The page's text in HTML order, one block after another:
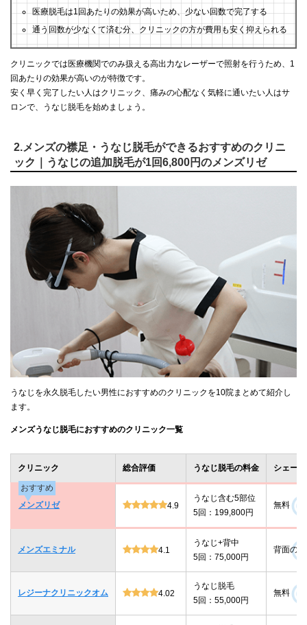
医療脱毛は1回あたりの効果が高いため、少ない回数で完了する
通う回数が少なくて済む分、クリニックの方が費用も安く抑えられる
クリニックでは医療機関でのみ扱える高出力なレーザーで照射を行うため、1
回あたりの効果が高いのが特徴です。
安く早く完了したい人はクリニック、痛みの心配なく気軽に通いたい人はサ
ロンで、うなじ脱毛を始めましょう。
2.メンズの襟足・うなじ脱毛ができるおすすめのクリニ
ック｜うなじの追加脱毛が1回6,800円のメンズリゼ
うなじを永久脱毛したい男性におすすめのクリニックを10院まとめて紹介し
ます。
メンズうなじ脱毛におすすめのクリニック一覧
クリニック 総合評価 うなじ脱毛の料金 シェー
おすすめ
メンズリゼ
4.9
うなじ含む5部位
5回：199,800円
無料
メンズエミナル 4.1
うなじ+背中
5回：75,000円
背面の
レジーナクリニックオム 4.02
うなじ脱毛
5回：55,000円
無料